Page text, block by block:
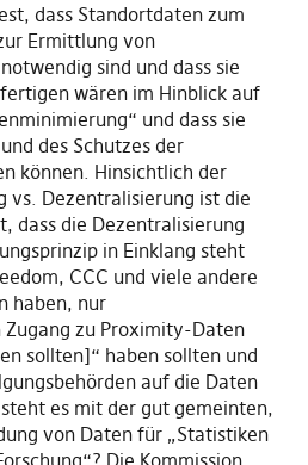
dass Standortdaten zum
Ermittlung von
sind und dass sie
wären im Hinblick auf
und dass sie
des Schutzes der
können. Hinsichtlich der
vs. Dezentralisierung ist die
dass die Dezentralisierung
in Einklang steht
CCC und viele andere
haben, nur
Zugang zu Proximity-Daten
sollten]“ haben sollten und
auf die Daten
es mit der gut gemeinten,
von Daten für „Statistiken
Die Kommission